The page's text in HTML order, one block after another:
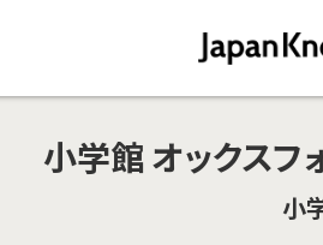
小学館 オックスフ
小